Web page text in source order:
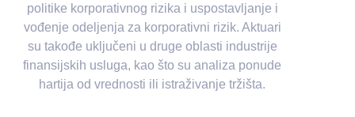
politike korporativnog rizika i uspostavljanje i
vođenje odeljenja za korporativni rizik. Aktuari
su takođe uključeni u druge oblasti industrije
finansijskih usluga, kao što su analiza ponude
hartija od vrednosti ili istraživanje tržišta.